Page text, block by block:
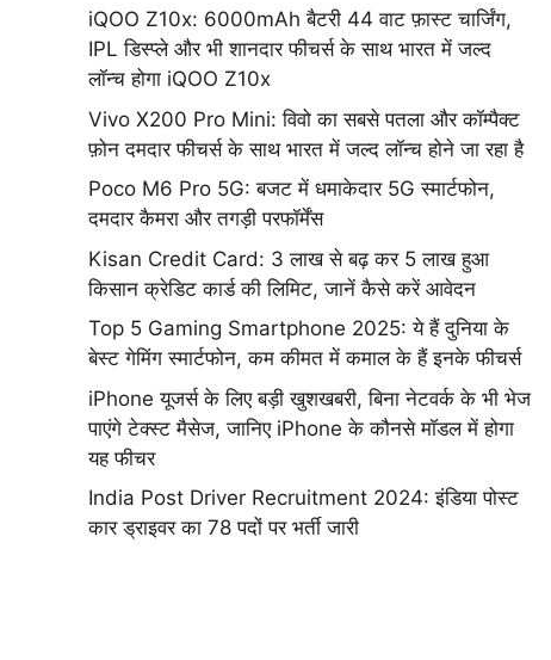
iQOO Z10x: 6000mAh बैटरी 44 वाट फ़ास्ट चार्जिंग,
IPL डिस्प्ले और भी शानदार फीचर्स के साथ भारत में जल्द
लॉन्च होगा iQOO Z10x
Vivo X200 Pro Mini: विवो का सबसे पतला और कॉम्पैक्ट
फ़ोन दमदार फीचर्स के साथ भारत में जल्द लॉन्च होने जा रहा है
Poco M6 Pro 5G: बजट में धमाकेदार 5G स्मार्टफोन,
दमदार कैमरा और तगड़ी परफॉर्मेंस
Kisan Credit Card: 3 लाख से बढ़ कर 5 लाख हुआ
किसान क्रेडिट कार्ड की लिमिट, जानें कैसे करें आवेदन
Top 5 Gaming Smartphone 2025: ये हैं दुनिया के
बेस्ट गेमिंग स्मार्टफोन, कम कीमत में कमाल के हैं इनके फीचर्स
iPhone यूजर्स के लिए बड़ी खुशखबरी, बिना नेटवर्क के भी भेज
पाएंगे टेक्स्ट मैसेज, जानिए iPhone के कौनसे मॉडल में होगा
यह फीचर
India Post Driver Recruitment 2024: इंडिया पोस्ट
कार ड्राइवर का 78 पदों पर भर्ती जारी